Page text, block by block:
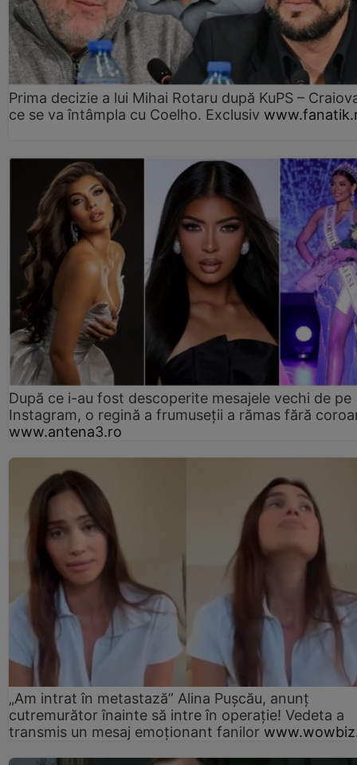
Prima decizie a lui Mihai Rotaru după KuPS –
ce se va întâmpla cu Coelho. Exclusiv
După ce i-au fost descoperite mesajele vechi de pe
Instagram, o regină a frumuseții a rămas fără
www.antena3.ro
„Am intrat în metastază” Alina Pușcău, anunț
cutremurător înainte să intre în operație! Vedeta a
transmis un mesaj emoționant fanilor